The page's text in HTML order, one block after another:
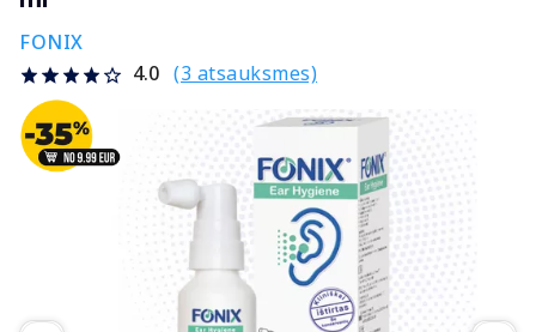
FONIX
4.0 (3 atsauksmes)